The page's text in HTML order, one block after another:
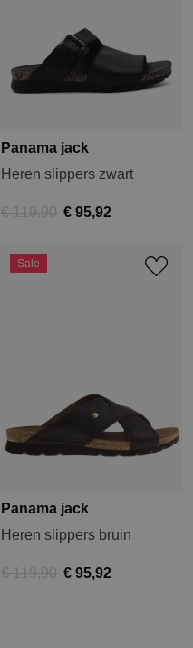
Panama jack
Heren slippers zwart
€ 119,90 € 95,92
Sale
Panama jack
Heren slippers bruin
€ 119,90 € 95,92